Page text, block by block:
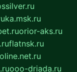
orior-aks.ru
flatnsk.ru
ooo-driada.ru